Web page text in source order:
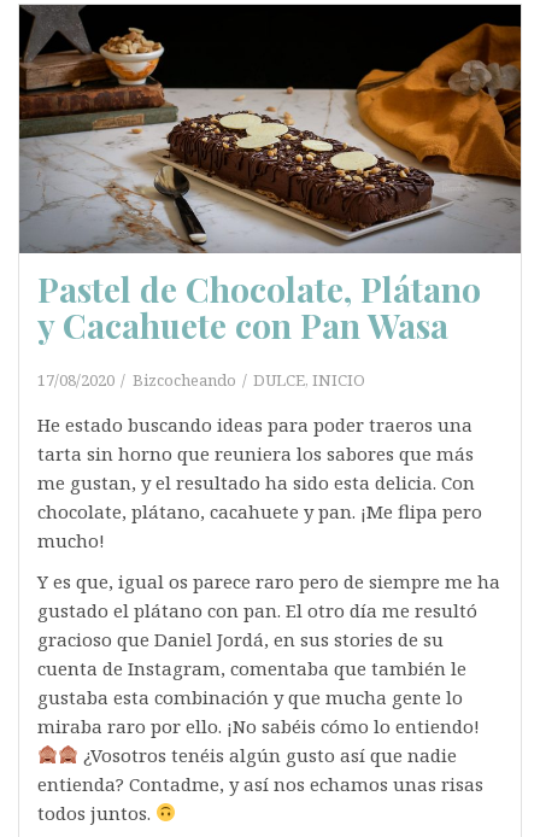
Pastel de Chocolate, Plátano
y Cacahuete con Pan Wasa
17/08/2020 Bizcocheando DULCE, INICIO
He estado buscando ideas para poder traeros una
tarta sin horno que reuniera los sabores que más
me gustan, y el resultado ha sido esta delicia. Con
chocolate, plátano, cacahuete y pan. ¡Me flipa pero
mucho!
Y es que, igual os parece raro pero de siempre me ha
gustado el plátano con pan. El otro día me resultó
gracioso que Daniel Jordá, en sus stories de su
cuenta de Instagram, comentaba que también le
gustaba esta combinación y que mucha gente lo
miraba raro por ello. ¡No sabéis cómo lo entiendo!
¿Vosotros tenéis algún gusto así que nadie
entienda? Contadme, y así nos echamos unas risas
todos juntos.